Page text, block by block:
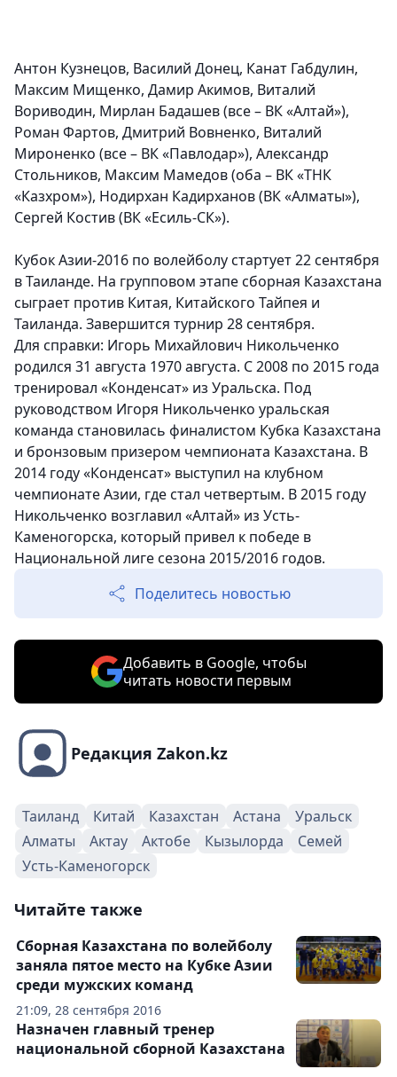
Антон Кузнецов, Василий Донец, Канат Габдулин,
Максим Мищенко, Дамир Акимов, Виталий
Вориводин, Мирлан Бадашев (все – ВК «Алтай»),
Роман Фартов, Дмитрий Вовненко, Виталий
Мироненко (все – ВК «Павлодар»), Александр
Стольников, Максим Мамедов (оба – ВК «ТНК
«Казхром»), Нодирхан Кадирханов (ВК «Алматы»),
Сергей Костив (ВК «Есиль-СК»).
Кубок Азии-2016 по волейболу стартует 22 сентября
в Таиланде. На групповом этапе сборная Казахстана
сыграет против Китая, Китайского Тайпея и
Таиланда. Завершится турнир 28 сентября.
Для справки: Игорь Михайлович Никольченко
родился 31 августа 1970 августа. С 2008 по 2015 года
тренировал «Конденсат» из Уральска. Под
руководством Игоря Никольченко уральская
команда становилась финалистом Кубка Казахстана
и бронзовым призером чемпионата Казахстана. В
2014 году «Конденсат» выступил на клубном
чемпионате Азии, где стал четвертым. В 2015 году
Никольченко возглавил «Алтай» из Усть-
Каменогорска, который привел к победе в
Национальной лиге сезона 2015/2016 годов.
Поделитесь новостью
Добавить в Google, чтобы
читать новости первым
Редакция Zakon.kz
Таиланд Китай Казахстан Астана
Уральск
Алматы
Актау Актобе Кызылорда
Семей
Усть-Каменогорск
Читайте также
21:09, 28 сентября 2016
Сборная Казахстана по волейболу
заняла пятое место на Кубке Азии
среди мужских команд
Назначен главный тренер
национальной сборной Казахстана